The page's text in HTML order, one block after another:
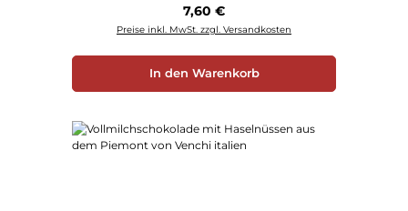
Regulärer Preis:
7,60 €
Preise inkl. MwSt. zzgl. Versandkosten
In den Warenkorb